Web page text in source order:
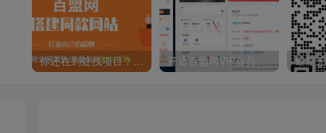
你还在到处找项目？还在当韭菜？我靠卖项目一个月收入5万+，曾经我也是个失败者。